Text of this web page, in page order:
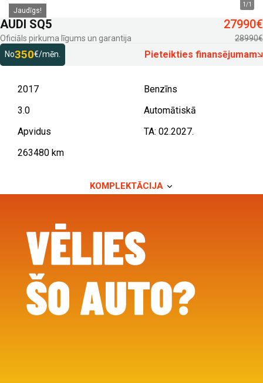
1 /1
Jaudīgs!
AUDI SQ5
Oficiāls pirkuma līgums un garantija
27990€
28990€
No350€/mēn. Pieteikties finansējumam
2017
Benzīns
3.0
Automātiskā
Apvidus
TA: 02.2027.
263480 km
KOMPLEKTĀCIJA